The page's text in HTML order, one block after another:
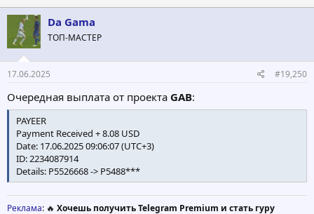
Da Gama
ТОП-МАСТЕР
17.06.2025 #19,250
Очередная выплата от проекта GAB:
PAYEER
Payment Received + 8.08 USD
Date: 17.06.2025 09:06:07 (UTC+3)
ID: 2234087914
Details: P5526668 -> P5488***
Реклама: 🔥 Хочешь получить Telegram Premium и стать гуру